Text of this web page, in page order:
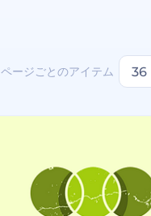
ページごとのアイテム 36